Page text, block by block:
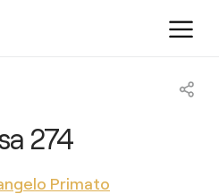
274
Primato